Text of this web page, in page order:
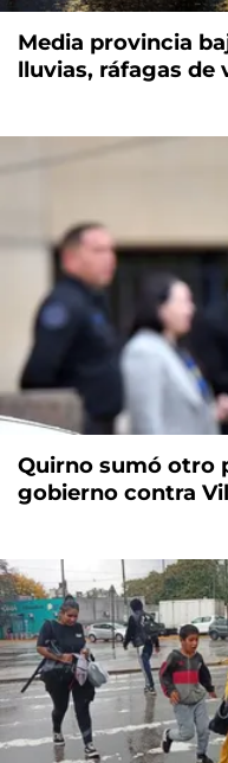
Media provincia
lluvias, ráfagas de
Quirno sumó otro
gobierno contra